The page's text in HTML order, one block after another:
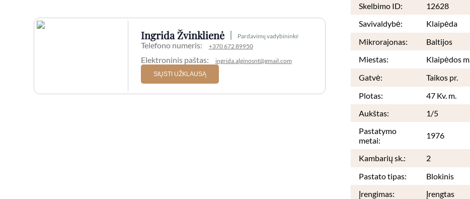
Ingrida Žvinklienė | Pardavimų vadybininkė
Telefono numeris: +370 672 89950
Elektroninis paštas: ingrida.alginosnt@gmail.com
SIŲSTI UŽKLAUSĄ
Skelbimo ID:
12628
Savivaldybė:
Klaipėda
Mikrorajonas:
Baltijos
Miestas:
Klaipėdos m.
Gatvė:
Taikos pr.
Plotas:
47 Kv. m.
Aukštas:
1/5
Pastatymo
metai:
1976
Kambarių sk.:
2
Pastato tipas:
Blokinis
Įrengimas:
Įrengtas